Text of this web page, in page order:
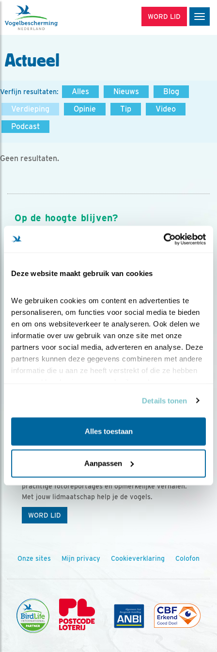
Deze website maakt gebruik van cookies
We gebruiken cookies om content en advertenties te
personaliseren, om functies voor social media te bieden
en om ons websiteverkeer te analyseren. Ook delen we
informatie over uw gebruik van onze site met onze
partners voor social media, adverteren en analyse. Deze
partners kunnen deze gegevens combineren met andere
informatie die u aan ze heeft verstrekt of die ze hebben
Details tonen
Alles toestaan
Aanpassen
WORD LID
Actueel
Verfijn resultaten: Alles Nieuws
Blog
Verdieping
Opinie Tip
Video
Podcast
Geen resultaten.
Op de hoogte blijven?
Meld je aan en ontvang nieuws, inspiratie, acties en tips
over vogels en activiteiten van Vogelbescherming.
Ontvang 5 x Vogels voor € 36,00 per jaar
Vogels is het tijdschrift voor onze leden, met
prachtige fotoreportages en opmerkelijke verhalen.
Met jouw lidmaatschap help je de vogels.
WORD LID
Onze sites Mijn privacy Cookieverklaring Colofon